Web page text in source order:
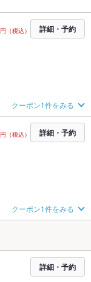
円（税込） 詳細・予約
クーポン1件をみる
円（税込） 詳細・予約
クーポン1件をみる
詳細・予約